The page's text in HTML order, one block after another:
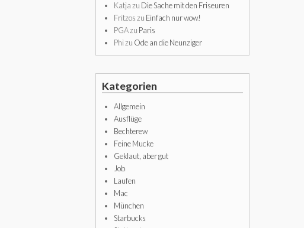
Katjazu Die Sache mit den Friseuren
Fritzoszu Einfach nur wow!
PGAzu Paris
Phizu Ode an die Neunziger
Kategorien
Allgemein
Ausflüge
Bechterew
Feine Mucke
Geklaut, aber gut
Job
Laufen
Mac
München
Starbucks